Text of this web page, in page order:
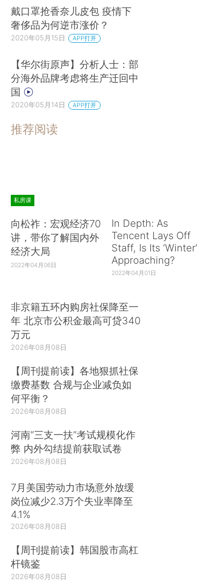
戴口罩抢香奈儿皮包 疫情下
奢侈品为何逆市涨价？
2020年05月15日 APP打开
【华尔街原声】分析人士：部
分海外品牌考虑将生产迁回中
国
2020年05月14日 APP打开
推荐阅读
私房课
向松祚：宏观经济70
讲，带你了解国内外
经济大局
2022年04月06日
In Depth: As
Tencent Lays Off
Staff, Is Its ‘Winter’
Approaching?
2022年04月01日
非京籍五环内购房社保降至一
年 北京市公积金最高可贷340
万元
2026年08月08日
【周刊提前读】各地狠抓社保
缴费基数 合规与企业减负如
何平衡？
2026年08月08日
河南“三支一扶”考试规模化作
弊 内外勾结提前获取试卷
2026年08月08日
7月美国劳动力市场意外放缓
岗位减少2.3万个失业率降至
4.1%
2026年08月08日
【周刊提前读】韩国股市高杠
杆镜鉴
2026年08月08日